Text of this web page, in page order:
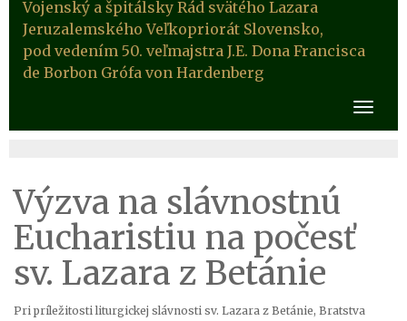
Vojenský a špitálsky Rád svätého Lazara
Jeruzalemského Veľkopriorát Slovensko,
pod vedením 50. veľmajstra J.E. Dona Francisca
de Borbon Grófa von Hardenberg
Výzva na slávnostnú
Eucharistiu na počesť
sv. Lazara z Betánie
Pri príležitosti liturgickej slávnosti sv. Lazara z Betánie, Bratstva